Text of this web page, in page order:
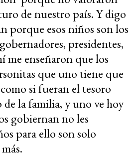
de nuestro país. Y digo
porque esos niños son los
presidentes,
me enseñaron que los
que uno tiene que
si fueran el tesoro
la familia, y uno ve hoy
gobiernan no les
para ello son solo